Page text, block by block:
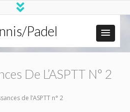
Padel
De L’ASPTT N° 2
de l’ASPTT n° 2